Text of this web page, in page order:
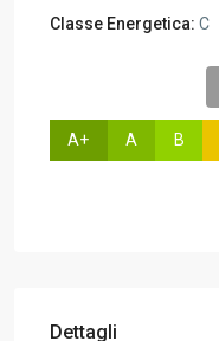
Classe Energetica: C
A+ A B
Dettagli